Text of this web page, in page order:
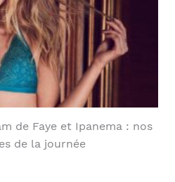
de Faye et Ipanema : nos
de la journée